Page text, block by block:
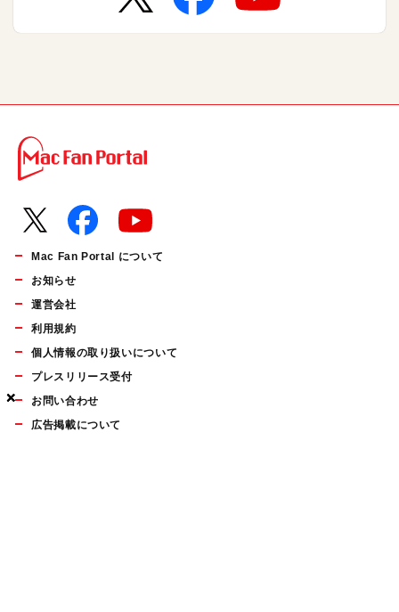
×
×
×
Mac Fan Portal について
お知らせ
運営会社
利用規約
個人情報の取り扱いについて
プレスリリース受付
お問い合わせ
広告掲載について